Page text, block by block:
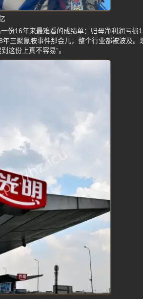
份16年来最难看的成绩单：归母净利润亏损
三聚氰胺事件那会儿，整个行业都被波及。
这份上真不容易”。